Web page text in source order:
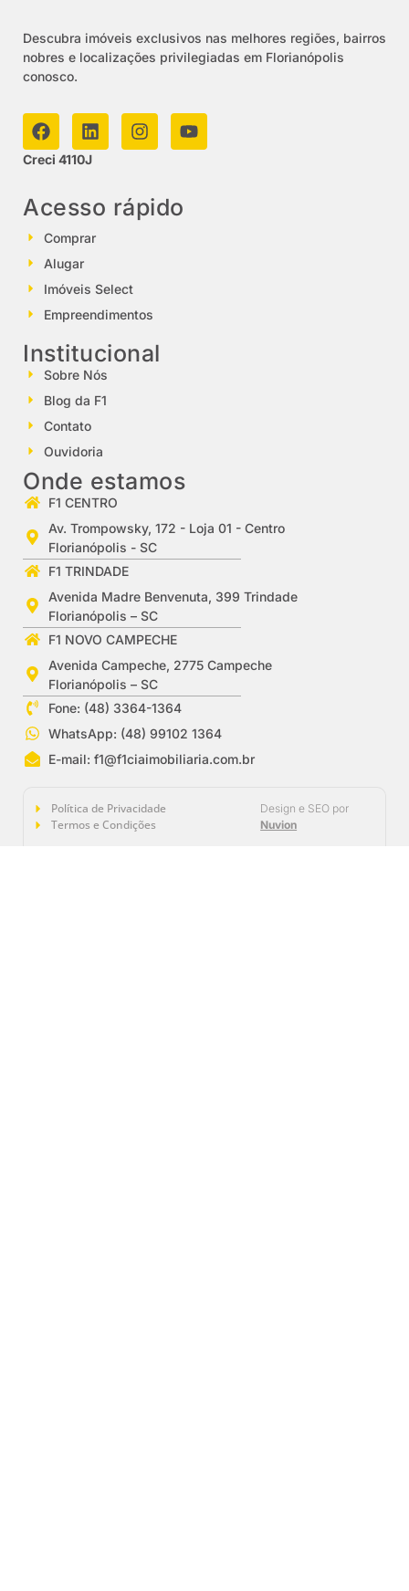
Descubra imóveis exclusivos nas melhores regiões, bairros
nobres e localizações privilegiadas em Florianópolis
conosco.
Creci 4110J
Acesso rápido
Comprar
Alugar
Imóveis Select
Empreendimentos
Institucional
Sobre Nós
Blog da F1
Contato
Ouvidoria
Onde estamos
F1 CENTRO
Av. Trompowsky, 172 - Loja 01 - Centro
Florianópolis - SC
F1 TRINDADE
Avenida Madre Benvenuta, 399 Trindade
Florianópolis – SC
F1 NOVO CAMPECHE
Avenida Campeche, 2775 Campeche
Florianópolis – SC
Fone: (48) 3364-1364
WhatsApp: (48) 99102 1364
E-mail:f1@f1ciaimobiliaria.com.br
Política de Privacidade
Termos e Condições
Design e SEO por
Nuvion